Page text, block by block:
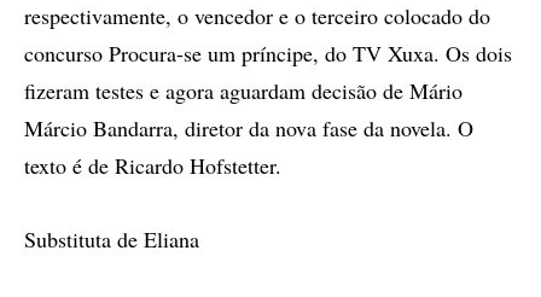
respectivamente, o vencedor e o terceiro colocado do
concurso Procura-se um príncipe, do TV Xuxa. Os dois
fizeram testes e agora aguardam decisão de Mário
Márcio Bandarra, diretor da nova fase da novela. O
texto é de Ricardo Hofstetter.
Substituta de Eliana